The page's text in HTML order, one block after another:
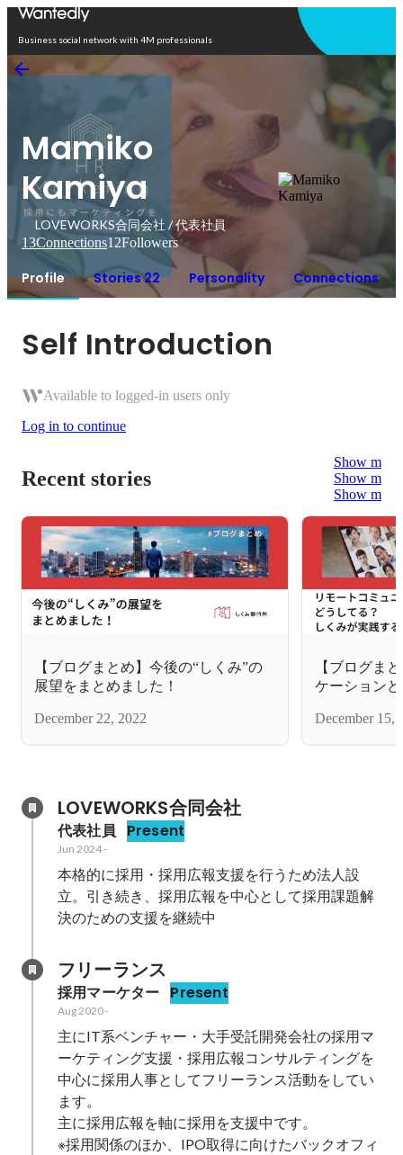
Business social network with 4M professionals
Mamiko
Kamiya
LOVEWORKS合同会社 / 代表社員
13Connections12Followers
Profile Stories 22 Personality Connections
Self Introduction
Available to logged-in users only
Log in to continue
Recent stories
Show more
Show more
Show more
【ブログまとめ】今後の“しくみ”の
展望をまとめました！
December 22, 2022
【ブログま
ケーション
December 15,
LOVEWORKS合同会社
代表社員 Present
Jun 2024-
本格的に採用・採用広報支援を行うため法人設
立。引き続き、採用広報を中心として採用課題解
決のための支援を継続中
フリーランス
採用マーケター Present
Aug 2020-
主にIT系ベンチャー・大手受託開発会社の採用マ
ーケティング支援・採用広報コンサルティングを
中心に採用人事としてフリーランス活動をしてい
ます。
主に採用広報を軸に採用を支援中です。
※採用関係のほか、IPO取得に向けたバックオフィ